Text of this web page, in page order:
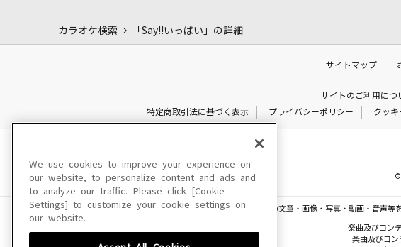
カラオケ検索 「Say!!いっぱい」の詳細
サイトマップ
サイトのご利用につ
特定商取引法に基づく表示
プライバシーポリシー クッキ
©
このサイトに掲載されている一切の文章・画像・写真・動画・音声
楽曲及びコン
楽曲及びコン
We use cookies to improve your experience on
our website, to personalize content and ads and
to analyze our traffic. Please click [Cookie
Settings] to customize your cookie settings on
our website.